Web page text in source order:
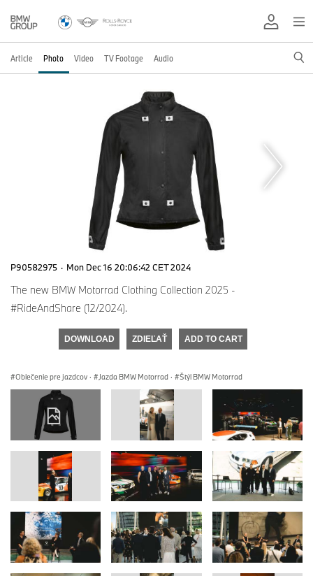
Article Photo Video TV Footage Audio
P90582975 · Mon Dec 16 20:06:42 CET 2024
The new BMW Motorrad Clothing Collection 2025 -
#RideAndShare (12/2024).
DOWNLOAD ZDIEĽAŤ ADD TO CART
Oblečenie pre jazdcov · Jazda BMW Motorrad · Štýl BMW Motorrad